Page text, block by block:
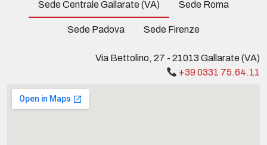
Sede Centrale Gallarate (VA) Sede Roma
Sede Padova Sede Firenze
Via Bettolino, 27 - 21013 Gallarate (VA)
+39 0331 75.64.11